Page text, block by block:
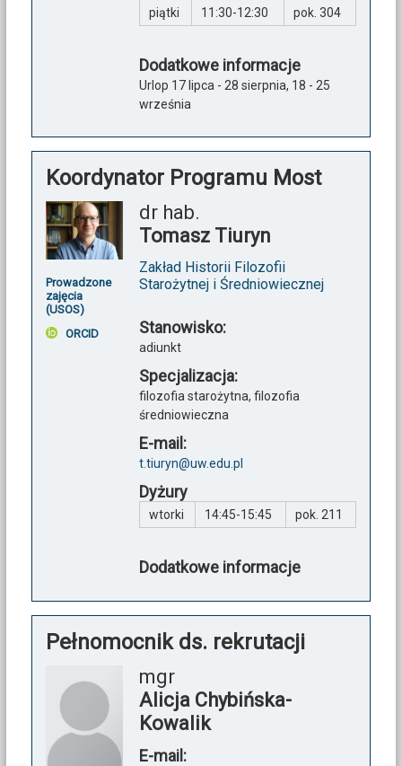
piątki 11:30-12:30 pok. 304
Dodatkowe informacje
Urlop 17 lipca - 28 sierpnia, 18 - 25
września
Koordynator Programu Most
Prowadzone
zajęcia
(USOS)
ORCID
dr hab.
Tomasz Tiuryn
Zakład Historii Filozofii
Starożytnej i Średniowiecznej
Stanowisko:
adiunkt
Specjalizacja:
filozofia starożytna, filozofia
średniowieczna
E-mail:
t.tiuryn@uw.edu.pl
Dyżury
wtorki 14:45-15:45 pok. 211
Dodatkowe informacje
Pełnomocnik ds. rekrutacji
mgr
Alicja Chybińska-
Kowalik
E-mail: